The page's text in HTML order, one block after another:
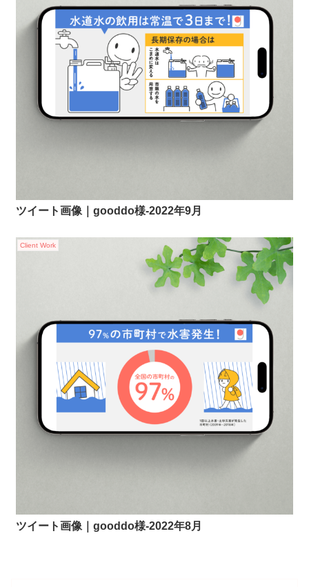
ツイート画像｜gooddo様-2022年9月
Client Work
ツイート画像｜gooddo様-2022年8月